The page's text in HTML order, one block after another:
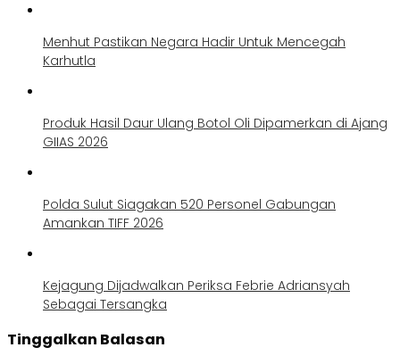
Menhut Pastikan Negara Hadir Untuk Mencegah
Karhutla
Produk Hasil Daur Ulang Botol Oli Dipamerkan di Ajang
GIIAS 2026
Polda Sulut Siagakan 520 Personel Gabungan
Amankan TIFF 2026
Kejagung Dijadwalkan Periksa Febrie Adriansyah
Sebagai Tersangka
Tinggalkan Balasan